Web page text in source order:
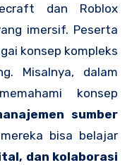
dan Roblox
imersif. Peserta
konsep kompleks
Misalnya, dalam
konsep
sumber
bisa belajar
dan kolaborasi